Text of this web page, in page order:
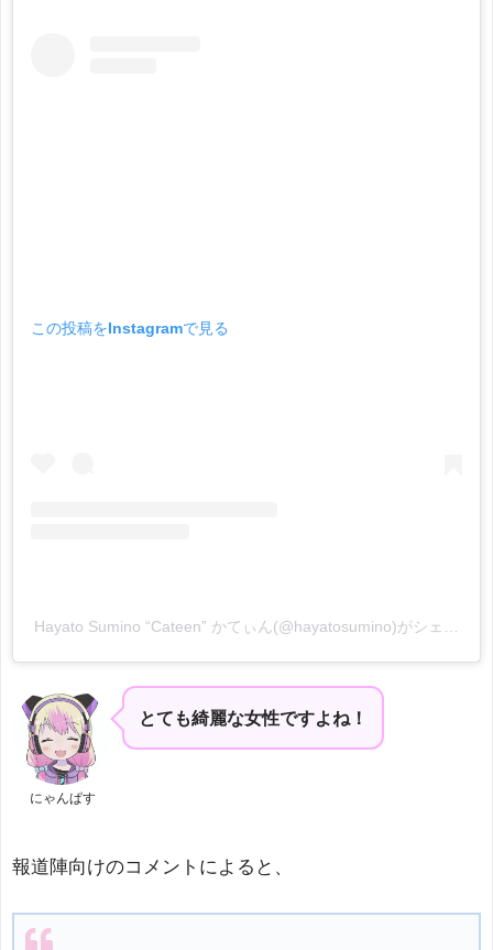
この投稿をInstagramで見る
Hayato Sumino “Cateen” かてぃん(@hayatosumino)がシェアし
にゃんぱす
とても綺麗な女性ですよね！
報道陣向けのコメントによると、